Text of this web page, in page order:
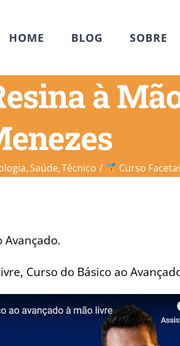
HOME BLOG SOBRE
à
Saúde Técnico Curso
Avançado.
Curso do Básico ao